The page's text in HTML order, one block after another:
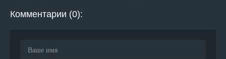
Комментарии (0):